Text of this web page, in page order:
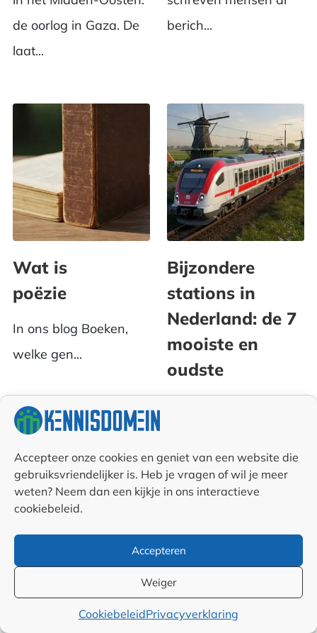
Accepteer onze cookies en geniet van een website die
gebruiksvriendelijker is. Heb je vragen of wil je meer
weten? Neem dan een kijkje in ons interactieve
cookiebeleid.
Accepteren
Weiger
CookiebeleidPrivacyverklaring
de oorlog in Gaza. De
laat...
berich...
Wat is
poëzie
In ons blog Boeken,
welke gen...
Bijzondere
stations in
Nederland: de 7
mooiste en
oudste
genoeg: van het
jugendstilstation
futuristische R...
Meer artikelen over Over de wereld